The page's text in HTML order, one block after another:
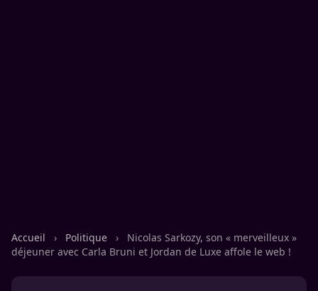
Accueil › Politique ›
Nicolas Sarkozy, son « merveilleux »
déjeuner avec Carla Bruni et Jordan de Luxe affole le web !